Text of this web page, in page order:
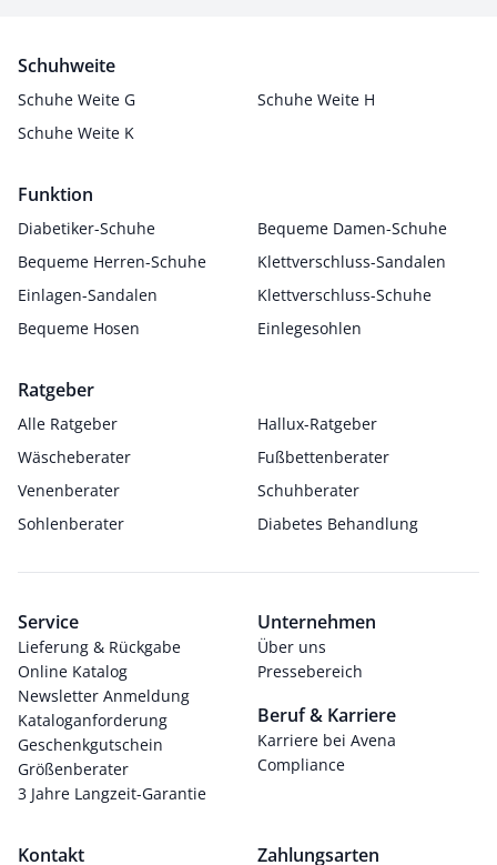
Schuhweite
Schuhe Weite G
Schuhe Weite H
Schuhe Weite K
Funktion
Diabetiker-Schuhe
Bequeme Damen-Schuhe
Bequeme Herren-Schuhe
Klettverschluss-Sandalen
Einlagen-Sandalen
Klettverschluss-Schuhe
Bequeme Hosen
Einlegesohlen
Ratgeber
Alle Ratgeber
Hallux-Ratgeber
Wäscheberater
Fußbettenberater
Venenberater
Schuhberater
Sohlenberater
Diabetes Behandlung
Service
Lieferung & Rückgabe
Online Katalog
Newsletter Anmeldung
Kataloganforderung
Geschenkgutschein
Größenberater
3 Jahre Langzeit-Garantie
Unternehmen
Über uns
Pressebereich
Beruf & Karriere
Karriere bei Avena
Compliance
Kontakt Zahlungsarten